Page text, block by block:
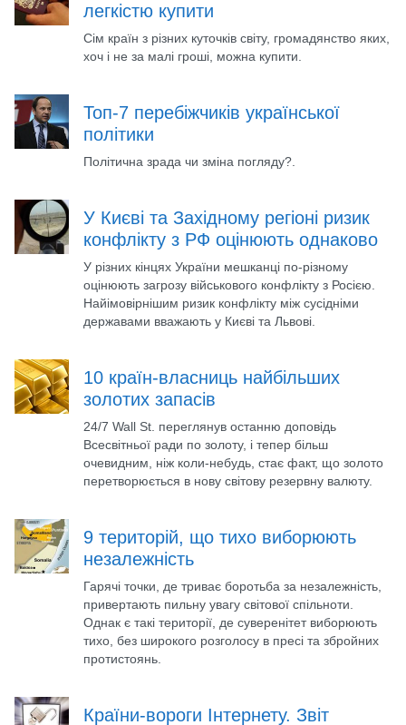
легкістю купити
Сім країн з різних куточків світу, громадянство яких,
хоч і не за малі гроші, можна купити.
Топ-7 перебіжчиків української
політики
Політична зрада чи зміна погляду?.
У Києві та Західному регіоні ризик
конфлікту з РФ оцінюють однаково
У різних кінцях України мешканці по-різному
оцінюють загрозу військового конфлікту з Росією.
Найімовірнішим ризик конфлікту між сусідніми
державами вважають у Києві та Львові.
10 країн-власниць найбільших
золотих запасів
24/7 Wall St. переглянув останню доповідь
Всесвітньої ради по золоту, і тепер більш
очевидним, ніж коли-небудь, стає факт, що золото
перетворюється в нову світову резервну валюту.
9 територій, що тихо виборюють
незалежність
Гарячі точки, де триває боротьба за незалежність,
привертають пильну увагу світової спільноти.
Однак є такі території, де суверенітет виборюють
тихо, без широкого розголосу в пресі та збройних
протистоянь.
Країни-вороги Інтернету. Звіт